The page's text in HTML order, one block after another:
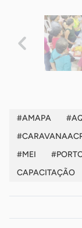
#AMAPA
#MEI
CAPACITAÇÃO